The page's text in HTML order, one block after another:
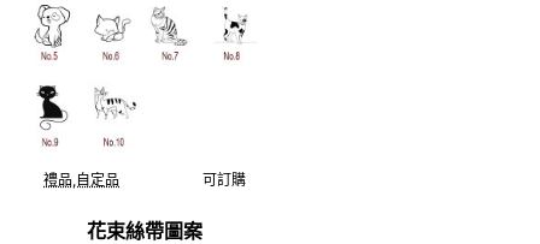
禮品,自定品 可訂購
花束絲帶圖案